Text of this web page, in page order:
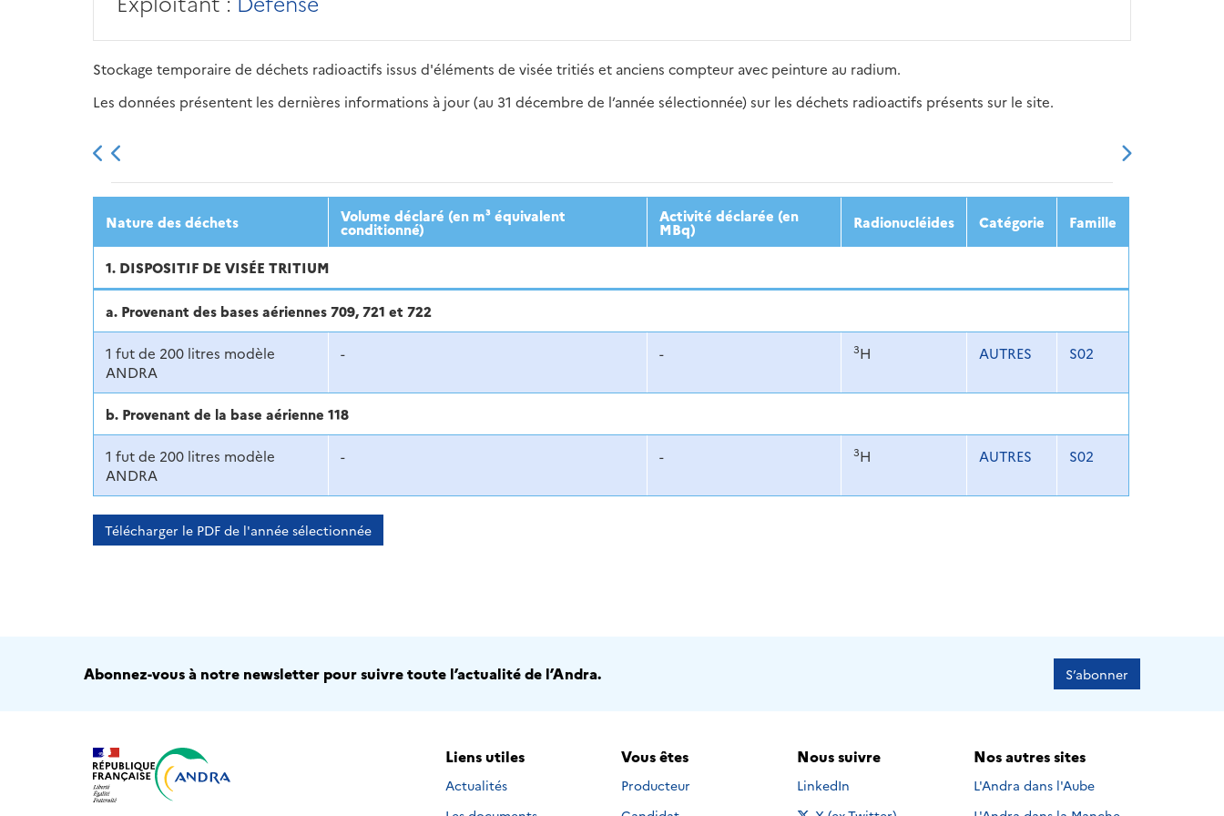
Stockage temporaire de déchets radioactifs issus d'éléments de visée tritiés et anciens compteur avec peinture au radium.
Les données présentent les dernières informations à jour (au 31 décembre de l’année sélectionnée) sur les déchets radioactifs présents sur le site.
2013 2014 2015 2016 2017 2018 2019 2020 2021 2022 2023
Nature des déchets Volume déclaré (en m³ équivalent
conditionné)
Activité déclarée (en
MBq) Radionucléides Catégorie Famille
1. DISPOSITIF DE VISÉE TRITIUM
a. Provenant des bases aériennes 709, 721 et 722
1 fut de 200 litres modèle
ANDRA
- - 3H AUTRES S02
b. Provenant de la base aérienne 118
1 fut de 200 litres modèle
ANDRA
- - 3H AUTRES S02
Télécharger le PDF de l'année sélectionnée
Abonnez-vous à notre newsletter pour suivre toute l’actualité de l’Andra. S’abonner
Liens utiles
Actualités
Vous êtes
Producteur
Nous suivre
Nous suivre sur
LinkedIn
Nos autres sites
L'Andra dans l'Aube